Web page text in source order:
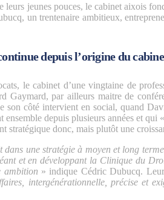
leurs jeunes pouces, le cabinet aixois
un trentenaire ambitieux,
depuis l’origine du
le cabinet d’une vingtaine de
Gaymard, par ailleurs maitre de
côté intervient en social, quand
depuis plusieurs années et qui «
stratégique donc, mais plutôt une
dans une stratégie à moyen et long
et en développant la Clinique du
ambition » indique Cédric Dubucq.
intergénérationnelle, précise et